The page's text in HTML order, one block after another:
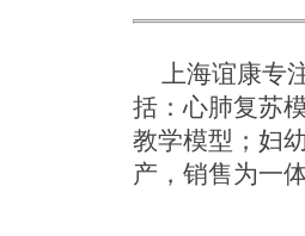
上海谊康专
括：心肺复苏
教学模型 ； 妇
产，销售为一